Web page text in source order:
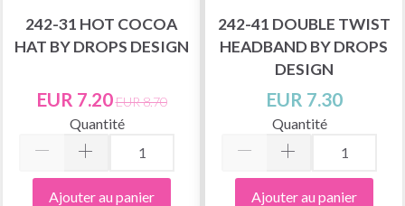
242-31 HOT COCOA
HAT BY DROPS DESIGN
EUR 7.20EUR 8.70
Quantité
Ajouter au panier
242-41 DOUBLE TWIST
HEADBAND BY DROPS
DESIGN
EUR 7.30
Quantité
Ajouter au panier